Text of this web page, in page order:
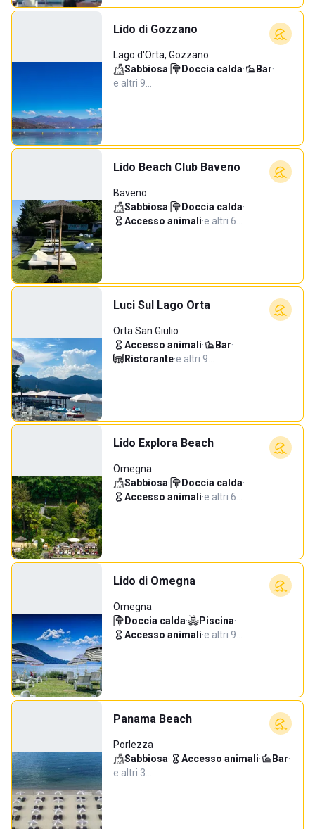
Lido di Gozzano
Lago d'Orta, Gozzano
Sabbiosa· Doccia calda· Bar·
e altri 9…
Lido Beach Club Baveno
Baveno
Sabbiosa· Doccia calda·
Accesso animali·e altri 6…
Luci Sul Lago Orta
Orta San Giulio
Accesso animali· Bar·
Ristorante·e altri 9…
Lido Explora Beach
Omegna
Sabbiosa· Doccia calda·
Accesso animali·e altri 6…
Lido di Omegna
Omegna
Doccia calda· Piscina·
Accesso animali·e altri 9…
Panama Beach
Porlezza
Sabbiosa· Accesso animali· Bar·
e altri 3…